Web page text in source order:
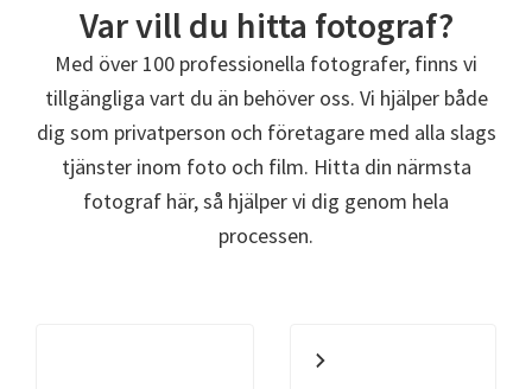
Var vill du hitta fotograf?
Med över 100 professionella fotografer, finns vi
tillgängliga vart du än behöver oss. Vi hjälper både
dig som privatperson och företagare med alla slags
tjänster inom foto och film. Hitta din närmsta
fotograf här, så hjälper vi dig genom hela
processen.